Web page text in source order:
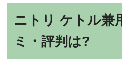
ニトリ ケトル兼
ミ・評判は?